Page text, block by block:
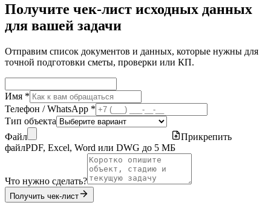
Получите чек-лист исходных данных
для вашей задачи
Отправим список документов и данных, которые нужны для
точной подготовки сметы, проверки или КП.
Имя *
Телефон / WhatsApp *
Тип объекта
Файл
Прикрепить
файлPDF, Excel, Word или DWG до 5 МБ
Что нужно сделать?
Получить чек-лист